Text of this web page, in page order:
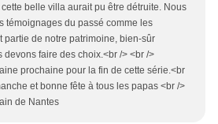
belle villa aurait pu être détruite. Nous
témoignages du passé comme les
partie de notre patrimoine, bien-sûr
devons faire des choix.<br /> <br />
prochaine pour la fin de cette série.<br
et bonne fête à tous les papas <br />
de Nantes